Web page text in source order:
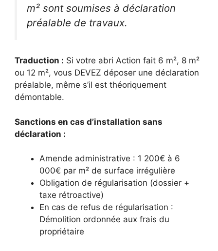
m² sont soumises à déclaration
préalable de travaux.
Traduction : Si votre abri Action fait 6 m², 8 m²
ou 12 m², vous DEVEZ déposer une déclaration
préalable, même s’il est théoriquement
démontable.
Sanctions en cas d’installation sans
déclaration :
Amende administrative : 1 200€ à 6
000€ par m² de surface irrégulière
Obligation de régularisation (dossier +
taxe rétroactive)
En cas de refus de régularisation :
Démolition ordonnée aux frais du
propriétaire